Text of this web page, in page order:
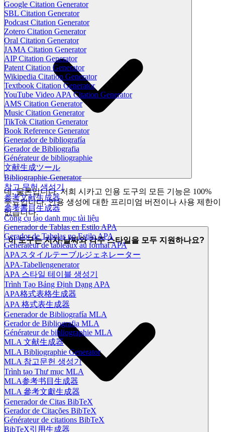
Google Citation Generator
SBL Citation Generator
Podcast Citation Generator
Zotero Citation Generator
Oral Citation Generator
JAMA Citation Generator
AIP Citation Generator
Patent Citation Generator
Wikipedia Citation Generator
Textbook Citation Generator
YouTube Video APA Citation Generator
AMS Citation Generator
Music Citation Generator
TikTok Citation Generator
Book Reference Generator
Generador de bibliografía
Gerador de Bibliografia
Générateur de bibliographie
文献生成ツール
Bibliographie-Generator
참고 문헌 생성기
参考文献生成器
參考書目生成器
Công cụ tạo danh mục tài liệu
Generador de Tablas en Estilo APA
Gerador de Tabelas no Estilo APA
Générateur de tableaux au format APA
APAスタイルテーブルジェネレーター
APA-Tabellengenerator
APA 스타일 테이블 생성기
Trình Tạo Bảng Định Dạng APA
APA格式表格生成器
APA 格式表生成器
Generador de Bibliografía MLA
Gerador de Bibliografia MLA
Générateur de bibliographie MLA
MLA 文献生成器
MLA Bibliographie Generator
MLA 참고문헌 생성기
Trình tạo Thư mục MLA
MLA参考书目生成器
MLA 參考文獻生成器
Generador de Citas BibTeX
Gerador de Citações BibTeX
Générateur de citations BibTeX
BibTeX引用生成器
네, 물론입니다. 저희 시카고 인용 도구의 모든 기능은 100%
무료입니다. 인용 생성에 대한 프리미엄 버전이나 사용 제한이
없습니다.
이 도구는 저자-날짜와 각주 스타일을 모두 지원하나요?